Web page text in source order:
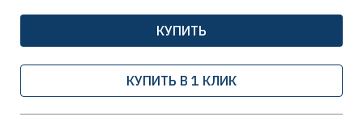
КУПИТЬ
КУПИТЬ В 1 КЛИК